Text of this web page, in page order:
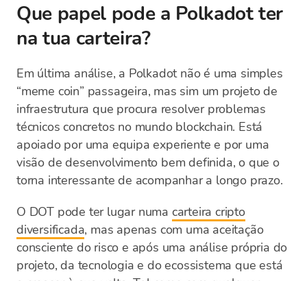
Que papel pode a Polkadot ter
na tua carteira?
Em última análise, a Polkadot não é uma simples
“meme coin” passageira, mas sim um projeto de
infraestrutura que procura resolver problemas
técnicos concretos no mundo blockchain. Está
apoiado por uma equipa experiente e por uma
visão de desenvolvimento bem definida, o que o
torna interessante de acompanhar a longo prazo.
O DOT pode ter lugar numa carteira cripto
diversificada, mas apenas com uma aceitação
consciente do risco e após uma análise própria do
projeto, da tecnologia e do ecossistema que está